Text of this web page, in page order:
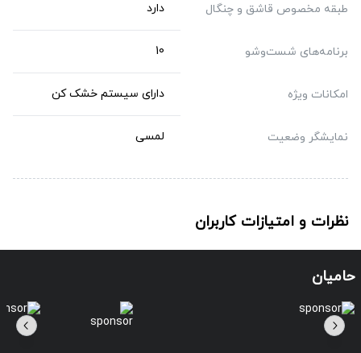
طبقه مخصوص قاشق و چنگال دارد
برنامه‌‌های شست‌وشو 10
امکانات ویژه دارای سیستم خشک کن
نمایشگر وضعیت لمسی
نظرات و امتیازات کاربران
حامیان